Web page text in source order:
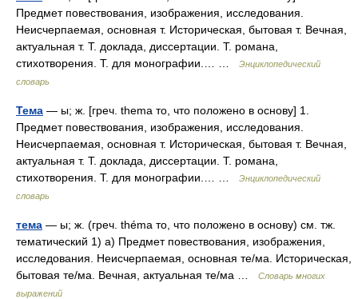
Предмет повествования, изображения, исследования.
Неисчерпаемая, основная т. Историческая, бытовая т. Вечная,
актуальная т. Т. доклада, диссертации. Т. романа,
стихотворения. Т. для монографии.… …
Энциклопедический
словарь
Тема — ы; ж. [греч. thema то, что положено в основу] 1.
Предмет повествования, изображения, исследования.
Неисчерпаемая, основная т. Историческая, бытовая т. Вечная,
актуальная т. Т. доклада, диссертации. Т. романа,
стихотворения. Т. для монографии.… …
Энциклопедический
словарь
тема — ы; ж. (греч. théma то, что положено в основу) см. тж.
тематический 1) а) Предмет повествования, изображения,
исследования. Неисчерпаемая, основная те/ма. Историческая,
бытовая те/ма. Вечная, актуальная те/ма …
Словарь многих
выражений